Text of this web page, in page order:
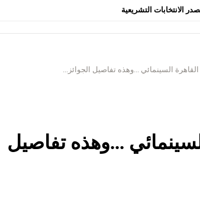
الحكومة البريطانية
القاهرة السينمائي ...وهذه تفاصيل الجوائز...
...وهذه تفاصيل